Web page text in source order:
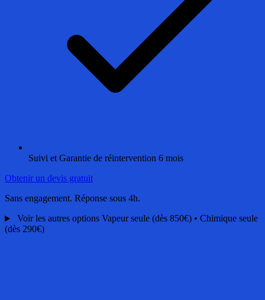
Suivi et Garantie de réintervention 6 mois
Obtenir un devis gratuit
Sans engagement. Réponse sous 4h.
Voir les autres options Vapeur seule (dès 850€) • Chimique seule
(dès 290€)